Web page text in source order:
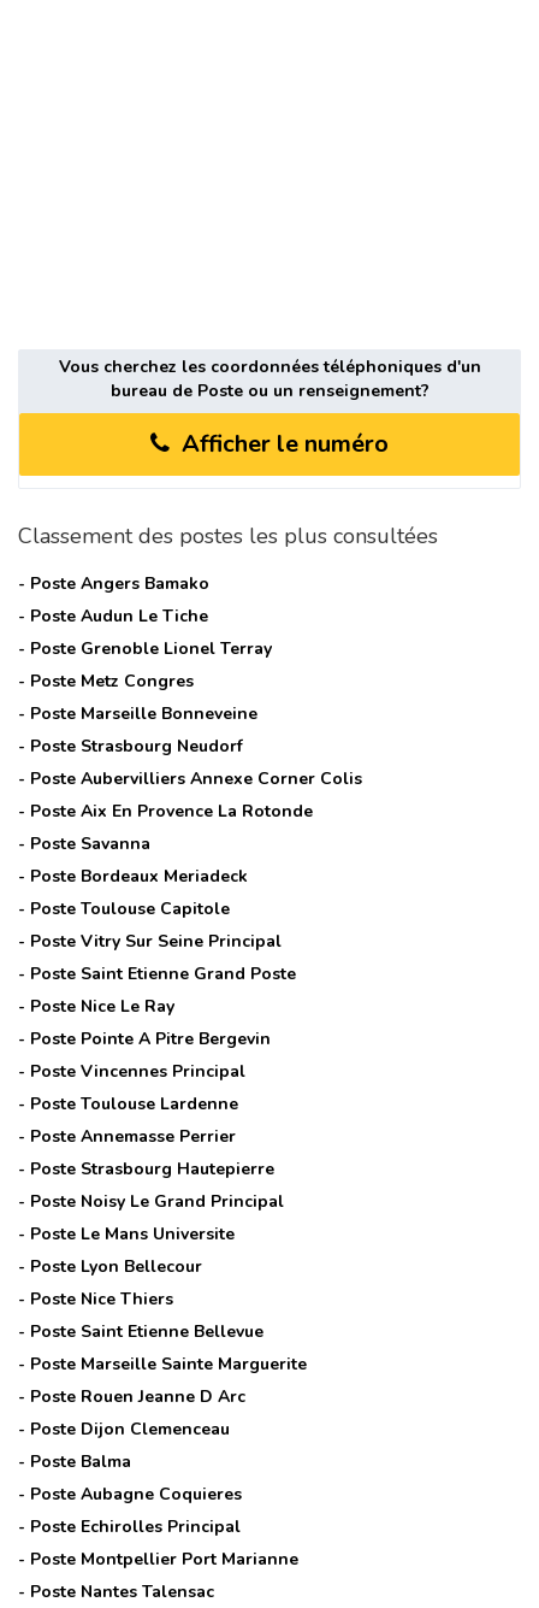
Vous cherchez les coordonnées téléphoniques d'un
bureau de Poste ou un renseignement?
Afficher le numéro
Classement des postes les plus consultées
- Poste Angers Bamako
- Poste Audun Le Tiche
- Poste Grenoble Lionel Terray
- Poste Metz Congres
- Poste Marseille Bonneveine
- Poste Strasbourg Neudorf
- Poste Aubervilliers Annexe Corner Colis
- Poste Aix En Provence La Rotonde
- Poste Savanna
- Poste Bordeaux Meriadeck
- Poste Toulouse Capitole
- Poste Vitry Sur Seine Principal
- Poste Saint Etienne Grand Poste
- Poste Nice Le Ray
- Poste Pointe A Pitre Bergevin
- Poste Vincennes Principal
- Poste Toulouse Lardenne
- Poste Annemasse Perrier
- Poste Strasbourg Hautepierre
- Poste Noisy Le Grand Principal
- Poste Le Mans Universite
- Poste Lyon Bellecour
- Poste Nice Thiers
- Poste Saint Etienne Bellevue
- Poste Marseille Sainte Marguerite
- Poste Rouen Jeanne D Arc
- Poste Dijon Clemenceau
- Poste Balma
- Poste Aubagne Coquieres
- Poste Echirolles Principal
- Poste Montpellier Port Marianne
- Poste Nantes Talensac